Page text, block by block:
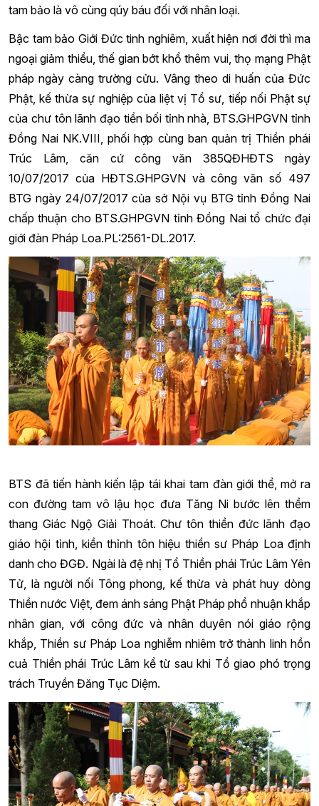
tam bảo là vô cùng qúy báu đối với nhân loại.
Bậc tam bảo Giới Đức tinh nghiêm, xuất hiện nơi đời thì ma
ngoại giảm thiểu, thế gian bớt khổ thêm vui, thọ mạng Phật
pháp ngày càng trường cửu. Vâng theo di huấn của Đức
Phật, kế thừa sự nghiệp của liệt vị Tổ sư, tiếp nối Phật sự
của chư tôn lãnh đạo tiền bối tỉnh nhà, BTS.GHPGVN tỉnh
Đồng Nai NK.VIII, phối hợp cùng ban quản trị Thiền phái
Trúc Lâm, căn cứ công văn 385QĐHĐTS ngày
10/07/2017 của HĐTS.GHPGVN và công văn số 497
BTG ngày 24/07/2017 của sở Nội vụ BTG tỉnh Đồng Nai
chấp thuận cho BTS.GHPGVN tỉnh Đồng Nai tổ chức đại
giới đàn Pháp Loa.PL:2561-DL.2017.
BTS đã tiến hành kiến lập tái khai tam đàn giới thể, mở ra
con đường tam vô lậu học đưa Tăng Ni bước lên thềm
thang Giác Ngộ Giải Thoát. Chư tôn thiền đức lãnh đạo
giáo hội tỉnh, kiền thỉnh tôn hiệu thiền sư Pháp Loa định
danh cho ĐGĐ. Ngài là đệ nhị Tổ Thiền phái Trúc Lâm Yên
Tử, là người nối Tông phong, kế thừa và phát huy dòng
Thiền nước Việt, đem ánh sáng Phật Pháp phổ nhuận khắp
nhân gian, với công đức và nhân duyên nói giáo rộng
khắp, Thiền sư Pháp Loa nghiễm nhiêm trở thành linh hồn
cuả Thiền phái Trúc Lâm kể từ sau khi Tổ giao phó trọng
trách Truyền Đăng Tục Diệm.